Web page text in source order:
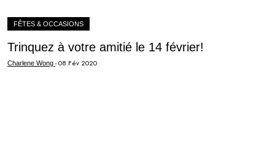
FÊTES & OCCASIONS
Trinquez à votre amitié le 14 février!
Charlene Wong -08 Fév 2020